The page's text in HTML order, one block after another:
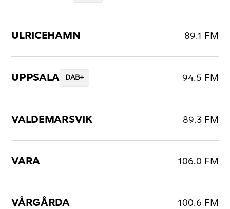
ULRICEHAMN 89.1 FM
UPPSALA DAB+ 94.5 FM
VALDEMARSVIK 89.3 FM
VARA 106.0 FM
VÅRGÅRDA 100.6 FM